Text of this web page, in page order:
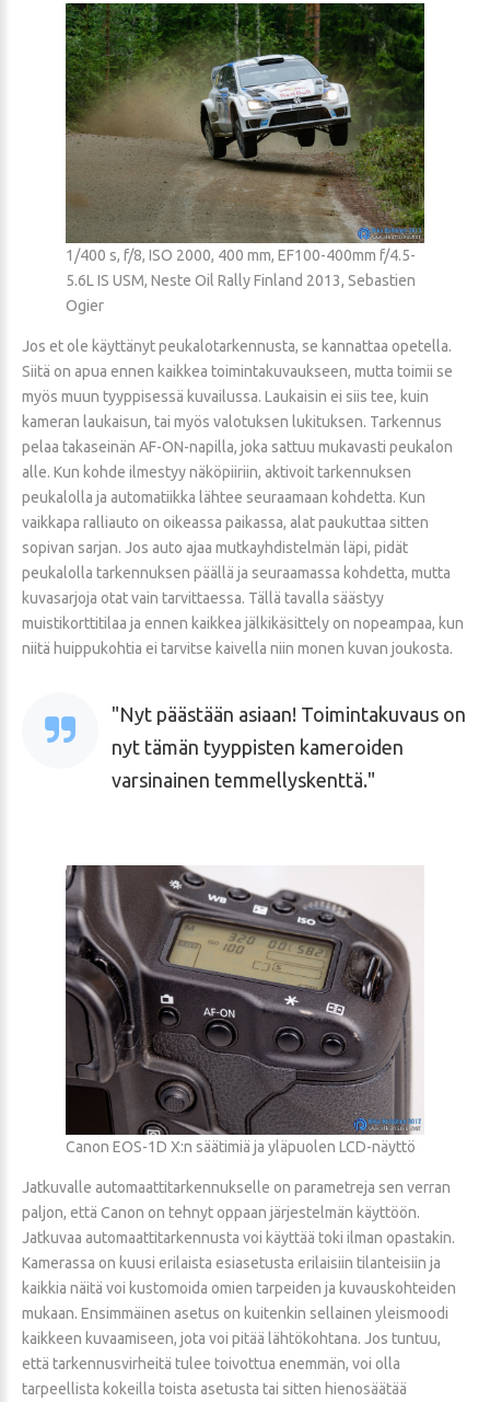
1/400 s, f/8, ISO 2000, 400 mm, EF100-400mm f/4.5-
5.6L IS USM, Neste Oil Rally Finland 2013, Sebastien
Ogier
Jos et ole käyttänyt peukalotarkennusta, se kannattaa opetella.
Siitä on apua ennen kaikkea toimintakuvaukseen, mutta toimii se
myös muun tyyppisessä kuvailussa. Laukaisin ei siis tee, kuin
kameran laukaisun, tai myös valotuksen lukituksen. Tarkennus
pelaa takaseinän AF-ON-napilla, joka sattuu mukavasti peukalon
alle. Kun kohde ilmestyy näköpiiriin, aktivoit tarkennuksen
peukalolla ja automatiikka lähtee seuraamaan kohdetta. Kun
vaikkapa ralliauto on oikeassa paikassa, alat paukuttaa sitten
sopivan sarjan. Jos auto ajaa mutkayhdistelmän läpi, pidät
peukalolla tarkennuksen päällä ja seuraamassa kohdetta, mutta
kuvasarjoja otat vain tarvittaessa. Tällä tavalla säästyy
muistikorttitilaa ja ennen kaikkea jälkikäsittely on nopeampaa, kun
niitä huippukohtia ei tarvitse kaivella niin monen kuvan joukosta.
Nyt päästään asiaan! Toimintakuvaus on
nyt tämän tyyppisten kameroiden
varsinainen temmellyskenttä.
Canon EOS-1D X:n säätimiä ja yläpuolen LCD-näyttö
Jatkuvalle automaattitarkennukselle on parametreja sen verran
paljon, että Canon on tehnyt oppaan järjestelmän käyttöön.
Jatkuvaa automaattitarkennusta voi käyttää toki ilman opastakin.
Kamerassa on kuusi erilaista esiasetusta erilaisiin tilanteisiin ja
kaikkia näitä voi kustomoida omien tarpeiden ja kuvauskohteiden
mukaan. Ensimmäinen asetus on kuitenkin sellainen yleismoodi
kaikkeen kuvaamiseen, jota voi pitää lähtökohtana. Jos tuntuu,
että tarkennusvirheitä tulee toivottua enemmän, voi olla
tarpeellista kokeilla toista asetusta tai sitten hienosäätää